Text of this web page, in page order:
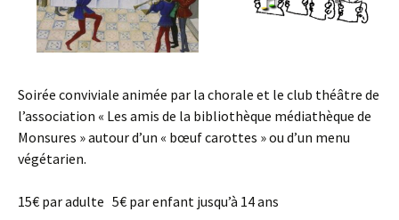
Soirée conviviale animée par la chorale et le club théâtre de
l’association « Les amis de la bibliothèque médiathèque de
Monsures » autour d’un « bœuf carottes » ou d’un menu
végétarien.
15€ par adulte 5€ par enfant jusqu’à 14 ans